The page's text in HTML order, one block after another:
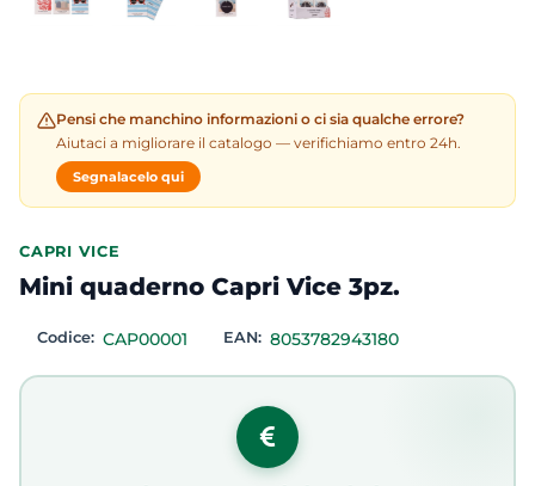
Pensi che manchino informazioni o ci sia qualche errore?
Aiutaci a migliorare il catalogo — verifichiamo entro 24h.
Segnalacelo qui
CAPRI VICE
Mini quaderno Capri Vice 3pz.
Codice: CAP00001 EAN: 8053782943180